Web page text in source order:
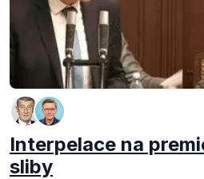
Interpelace na
sliby